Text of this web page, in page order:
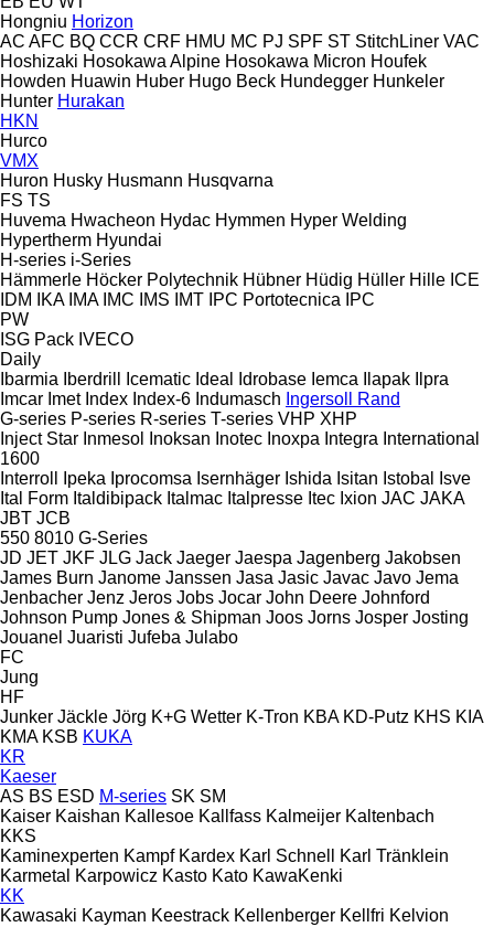
Hongniu Horizon
AC AFC BQ CCR CRF HMU MC PJ SPF ST StitchLiner VAC
Hoshizaki Hosokawa Alpine Hosokawa Micron Houfek
Howden Huawin Huber Hugo Beck Hundegger Hunkeler
Hunter Hurakan
HKN
Hurco
VMX
Huron Husky Husmann Husqvarna
FS TS
Huvema Hwacheon Hydac Hymmen Hyper Welding
Hypertherm Hyundai
H-series i-Series
Hämmerle Höcker Polytechnik Hübner Hüdig Hüller Hille ICE
IDM
IKA IMA IMC IMS IMT IPC Portotecnica
IPC
PW
ISG Pack IVECO
Daily
Ibarmia
Iberdrill Icematic Ideal Idrobase Iemca Ilapak
Ilpra
Imcar Imet Index Index-6 Indumasch Ingersoll Rand
G-series P-series R-series T-series VHP XHP
Inject Star Inmesol Inoksan Inotec Inoxpa Integra International
1600
Interroll
Ipeka Iprocomsa Isernhäger Ishida Isitan Istobal
Isve
Ital Form Italdibipack Italmac Italpresse Itec Ixion JAC JAKA
JBT JCB
550 8010 G-Series
JD JET JKF JLG Jack Jaeger Jaespa Jagenberg Jakobsen
James Burn Janome Janssen Jasa Jasic Javac Javo Jema
Jenbacher Jenz Jeros Jobs Jocar John Deere Johnford
Johnson Pump Jones & Shipman Joos Jorns Josper Josting
Jouanel Juaristi Jufeba Julabo
FC
Jung
HF
Junker Jäckle Jörg K+G Wetter K-Tron KBA KD-Putz KHS KIA
KMA KSB KUKA
KR
Kaeser
AS BS ESD M-series SK SM
Kaiser Kaishan Kallesoe Kallfass Kalmeijer Kaltenbach
KKS
Kaminexperten Kampf Kardex Karl Schnell
Karl Tränklein
Karmetal
Karpowicz Kasto Kato KawaKenki
KK
Kawasaki Kayman Keestrack Kellenberger Kellfri Kelvion